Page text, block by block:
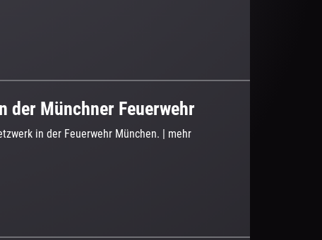
der Münchner Feuerwehr
in der Feuerwehr München. | mehr